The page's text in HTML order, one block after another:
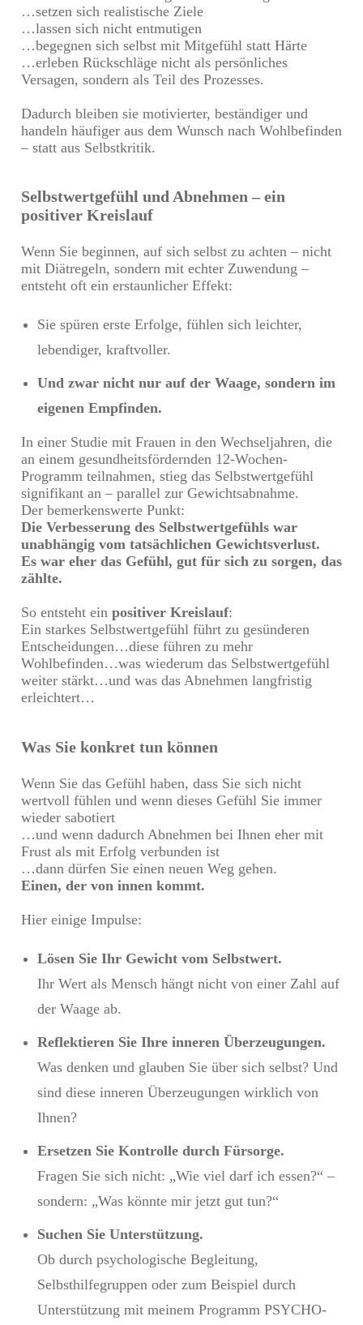
…setzen sich realistische Ziele
…lassen sich nicht entmutigen
…begegnen sich selbst mit Mitgefühl statt Härte
…erleben Rückschläge nicht als persönliches
Versagen, sondern als Teil des Prozesses.
Dadurch bleiben sie motivierter, beständiger und
handeln häufiger aus dem Wunsch nach Wohlbefinden
– statt aus Selbstkritik.
Selbstwertgefühl und Abnehmen – ein
positiver Kreislauf
Wenn Sie beginnen, auf sich selbst zu achten – nicht
mit Diätregeln, sondern mit echter Zuwendung –
entsteht oft ein erstaunlicher Effekt:
Sie spüren erste Erfolge, fühlen sich leichter,
lebendiger, kraftvoller.
Und zwar nicht nur auf der Waage, sondern im
eigenen Empfinden.
In einer Studie mit Frauen in den Wechseljahren, die
an einem gesundheitsfördernden 12-Wochen-
Programm teilnahmen, stieg das Selbstwertgefühl
signifikant an – parallel zur Gewichtsabnahme.
Der bemerkenswerte Punkt:
Die Verbesserung des Selbstwertgefühls war
unabhängig vom tatsächlichen Gewichtsverlust.
Es war eher das Gefühl, gut für sich zu sorgen, das
zählte.
So entsteht ein positiver Kreislauf:
Ein starkes Selbstwertgefühl führt zu gesünderen
Entscheidungen…diese führen zu mehr
Wohlbefinden…was wiederum das Selbstwertgefühl
weiter stärkt…und was das Abnehmen langfristig
erleichtert…
Was Sie konkret tun können
Wenn Sie das Gefühl haben, dass Sie sich nicht
wertvoll fühlen und wenn dieses Gefühl Sie immer
wieder sabotiert
…und wenn dadurch Abnehmen bei Ihnen eher mit
Frust als mit Erfolg verbunden ist
…dann dürfen Sie einen neuen Weg gehen.
Einen, der von innen kommt.
Hier einige Impulse:
Lösen Sie Ihr Gewicht vom Selbstwert.
Ihr Wert als Mensch hängt nicht von einer Zahl auf
der Waage ab.
Reflektieren Sie Ihre inneren Überzeugungen.
Was denken und glauben Sie über sich selbst? Und
sind diese inneren Überzeugungen wirklich von
Ihnen?
Ersetzen Sie Kontrolle durch Fürsorge.
Fragen Sie sich nicht: „Wie viel darf ich essen?“ –
sondern: „Was könnte mir jetzt gut tun?“
Suchen Sie Unterstützung.
Ob durch psychologische Begleitung,
Selbsthilfegruppen oder zum Beispiel durch
Unterstützung mit meinem Programm PSYCHO-